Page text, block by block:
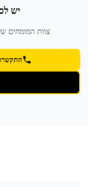
יש
צוות המומחים
התקשרו